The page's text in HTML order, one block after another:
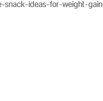
snack-ideas-for-weight-gain